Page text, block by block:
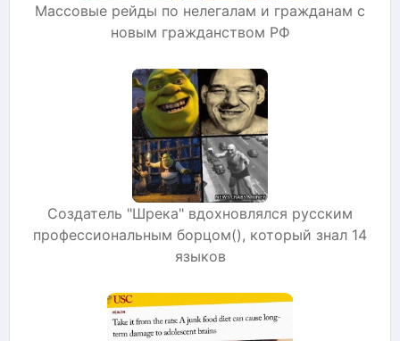
Массовые рейды по нелегалам и гражданам с
новым гражданством РФ
Создатель "Шрека" вдохновлялся русским
профессиональным борцом(), который знал 14
языков